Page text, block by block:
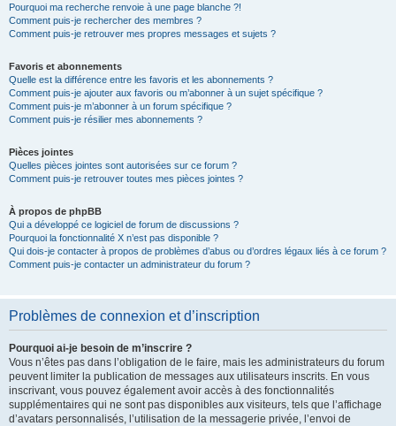
Pourquoi ma recherche renvoie à une page blanche ?!
Comment puis-je rechercher des membres ?
Comment puis-je retrouver mes propres messages et sujets ?
Favoris et abonnements
Quelle est la différence entre les favoris et les abonnements ?
Comment puis-je ajouter aux favoris ou m’abonner à un sujet spécifique ?
Comment puis-je m’abonner à un forum spécifique ?
Comment puis-je résilier mes abonnements ?
Pièces jointes
Quelles pièces jointes sont autorisées sur ce forum ?
Comment puis-je retrouver toutes mes pièces jointes ?
À propos de phpBB
Qui a développé ce logiciel de forum de discussions ?
Pourquoi la fonctionnalité X n’est pas disponible ?
Qui dois-je contacter à propos de problèmes d’abus ou d’ordres légaux liés à ce forum ?
Comment puis-je contacter un administrateur du forum ?
Problèmes de connexion et d’inscription
Pourquoi ai-je besoin de m’inscrire ?
Vous n’êtes pas dans l’obligation de le faire, mais les administrateurs du forum
peuvent limiter la publication de messages aux utilisateurs inscrits. En vous
inscrivant, vous pouvez également avoir accès à des fonctionnalités
supplémentaires qui ne sont pas disponibles aux visiteurs, tels que l’affichage
d’avatars personnalisés, l’utilisation de la messagerie privée, l’envoi de